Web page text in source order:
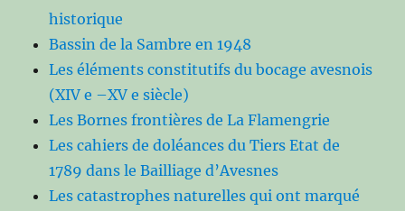
historique
Bassin de la Sambre en 1948
Les éléments constitutifs du bocage avesnois
(XIV e –XV e siècle)
Les Bornes frontières de La Flamengrie
Les cahiers de doléances du Tiers Etat de
1789 dans le Bailliage d’Avesnes
Les catastrophes naturelles qui ont marqué